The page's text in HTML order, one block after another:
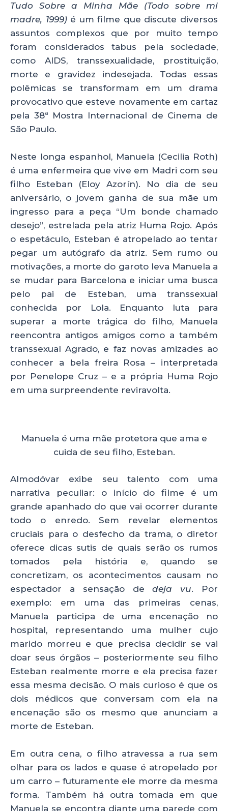
Tudo Sobre a Minha Mãe (Todo sobre mi
madre, 1999) é um filme que discute diversos
assuntos complexos que por muito tempo
foram considerados tabus pela sociedade,
como AIDS, transsexualidade, prostituição,
morte e gravidez indesejada. Todas essas
polêmicas se transformam em um drama
provocativo que esteve novamente em cartaz
pela 38ª Mostra Internacional de Cinema de
São Paulo.
Neste longa espanhol, Manuela (Cecilia Roth)
é uma enfermeira que vive em Madri com seu
filho Esteban (Eloy Azorín). No dia de seu
aniversário, o jovem ganha de sua mãe um
ingresso para a peça “Um bonde chamado
desejo”, estrelada pela atriz Huma Rojo. Após
o espetáculo, Esteban é atropelado ao tentar
pegar um autógrafo da atriz. Sem rumo ou
motivações, a morte do garoto leva Manuela a
se mudar para Barcelona e iniciar uma busca
pelo pai de Esteban, uma transsexual
conhecida por Lola. Enquanto luta para
superar a morte trágica do filho, Manuela
reencontra antigos amigos como a também
transsexual Agrado, e faz novas amizades ao
conhecer a bela freira Rosa – interpretada
por Penelope Cruz – e a própria Huma Rojo
em uma surpreendente reviravolta.
Manuela é uma mãe protetora que ama e
cuida de seu filho, Esteban.
Almodóvar exibe seu talento com uma
narrativa peculiar: o início do filme é um
grande apanhado do que vai ocorrer durante
todo o enredo. Sem revelar elementos
cruciais para o desfecho da trama, o diretor
oferece dicas sutis de quais serão os rumos
tomados pela história e, quando se
concretizam, os acontecimentos causam no
espectador a sensação dedeja vu. Por
exemplo: em uma das primeiras cenas,
Manuela participa de uma encenação no
hospital, representando uma mulher cujo
marido morreu e que precisa decidir se vai
doar seus órgãos – posteriormente seu filho
Esteban realmente morre e ela precisa fazer
essa mesma decisão. O mais curioso é que os
dois médicos que conversam com ela na
encenação são os mesmo que anunciam a
morte de Esteban.
Em outra cena, o filho atravessa a rua sem
olhar para os lados e quase é atropelado por
um carro – futuramente ele morre da mesma
forma. Também há outra tomada em que
Manuela se encontra diante uma parede com